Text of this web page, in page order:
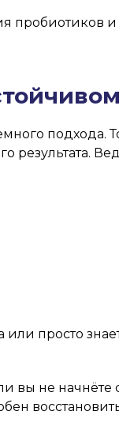
пробиотиков
подхода.
результата.
просто
вы не начнёте